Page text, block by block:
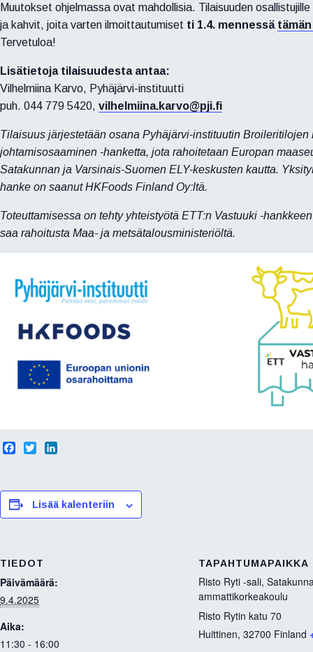
Muutokset ohjelmassa ovat mahdollisia. Tilaisuuden
ja kahvit, joita varten ilmoittautumiset ti 1.4. mennessä
Tervetuloa!
Lisätietoja tilaisuudesta antaa:
Vilhelmiina Karvo, Pyhäjärvi-instituutti
puh. 044 779 5420, vilhelmiina.karvo@pji.fi
Tilaisuus järjestetään osana Pyhäjärvi-instituutin Broileritilojen
johtamisosaaminen -hanketta, jota rahoitetaan Europan
Satakunnan ja Varsinais-Suomen ELY-keskusten kautta.
hanke on saanut HKFoods Finland Oy:ltä.
Toteuttamisessa on tehty yhteistyötä ETT:n Vastuuki -
saa rahoitusta Maa- ja metsätalousministeriöltä.
b
o
t
e
e
d
Lisää kalenteriin
TIEDOT
Päivämäärä:
9.4.2025
Aika:
11:30 - 16:00
TAPAHTUMAPAIKKA
Risto Ryti -sali,
ammattikorkeakoulu
Risto Rytin katu 70
Huittinen, 32700 Finland